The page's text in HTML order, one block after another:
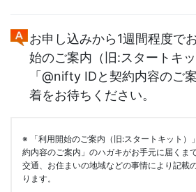
お申し込みから1週間程度で
始のご案内（旧:スタートキ
「@nifty IDと契約内容のご
着をお待ちください。
※ 「利用開始のご案内（旧:スタートキット）
約内容のご案内」のハガキがお手元に届くま
交通、お住まいの地域などの事情により記載
ります。